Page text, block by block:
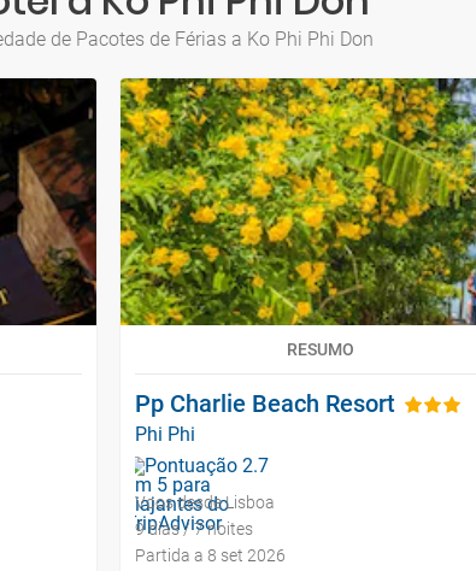
de Pacotes de Férias a Ko Phi Phi Don
RESUMO
Pp Charlie Beach Resort
Phi Phi
Voos desde Lisboa
9 dias / 7 noites
Partida a 8 set 2026